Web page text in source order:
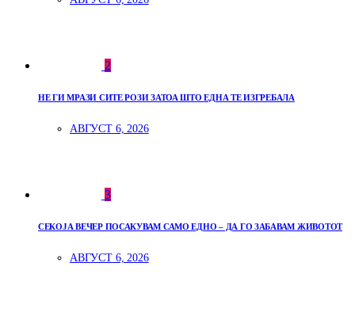
2
НЕ ГИ МРАЗИ СИТЕ РОЗИ ЗАТОА ШТО ЕДНА ТЕ ИЗГРЕБАЛА
АВГУСТ 6, 2026
3
СЕКОЈА ВЕЧЕР ПОСАКУВАМ САМО ЕДНО – ДА ГО ЗАБАВАМ ЖИВОТОТ
АВГУСТ 6, 2026